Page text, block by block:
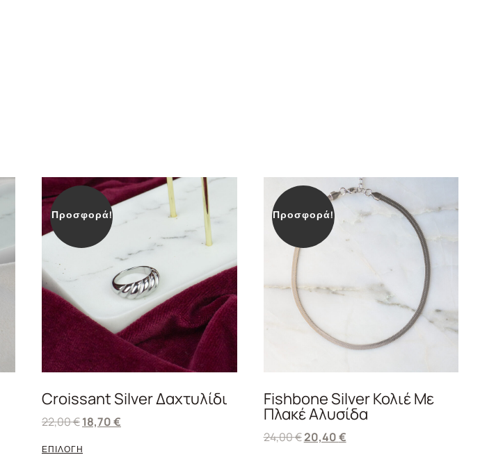
Προσφορά!
Croissant Silver Δαχτυλίδι
22,00€18,70€
ΕΠΙΛΟΓΗ
Προσφορά!
Fishbone Silver Κολιέ Με
Πλακέ Αλυσίδα
24,00€20,40€